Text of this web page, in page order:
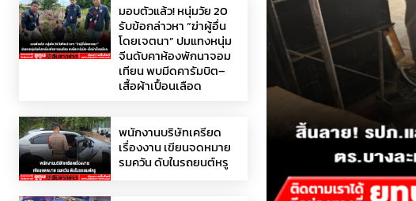
มอบตัวแล้ว! หนุ่มวัย 20
รับข้อกล่าวหา “ฆ่าผู้อื่น
โดยเจตนา” ปมแทงหนุ่ม
จีนดับคาห้องพักนาจอม
เทียน พบมีดคารัมบิต–
เสื้อผ้าเปื้อนเลือด
พนักงานบริษัทเครียด
เรื่องงาน เขียนจดหมาย
รมควัน ดับในรถยนต์หรู